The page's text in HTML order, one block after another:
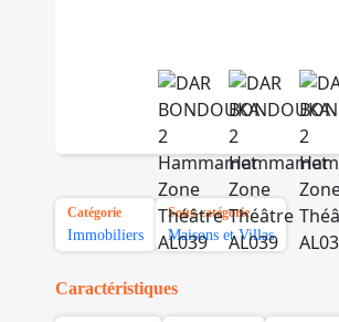
Catégorie
Immobiliers
Sous-catégorie
Maisons et Villas
Caractéristiques